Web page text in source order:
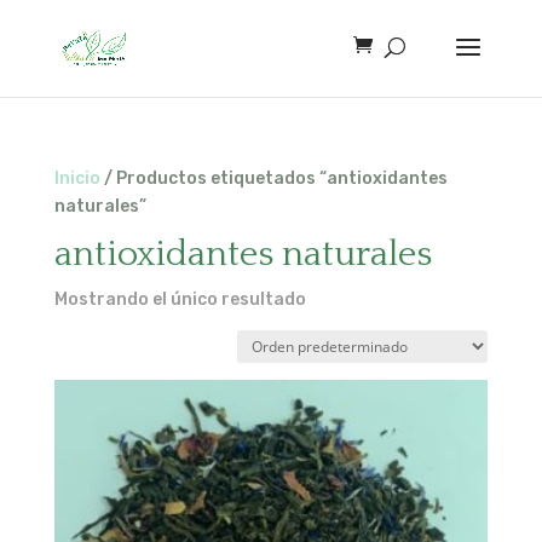
Inicio / Productos etiquetados “antioxidantes
naturales”
antioxidantes naturales
Mostrando el único resultado